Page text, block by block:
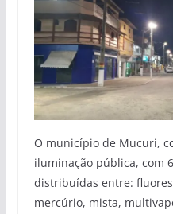
O município de Mucuri,
iluminação pública, com
distribuídas entre:
mercúrio, mista,